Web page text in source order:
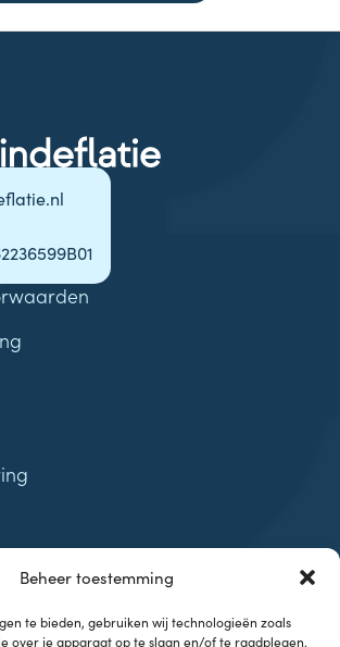
Beheer toestemming
te bieden, gebruiken wij technologieën zoals
over je apparaat op te slaan en/of te raadplegen.